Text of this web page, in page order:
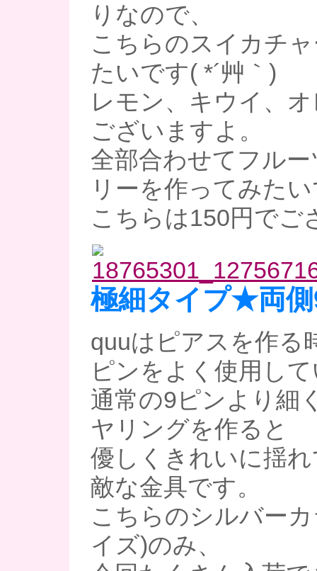
りなので、
こちらのスイカチ
たいです( *´艸｀)
レモン、キウイ、
ございますよ。
全部合わせてフル
リーを作ってみた
こちらは150円でご
極細タイプ★両
quuはピアスを作る
ピンをよく使用し
通常の9ピンより細
ヤリングを作ると
優しくきれいに揺
敵な金具です。
こちらのシルバー
イズ)のみ、